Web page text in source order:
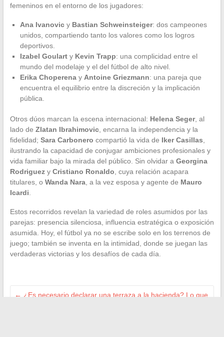
femeninos en el entorno de los jugadores:
Ana Ivanovicy Bastian Schweinsteiger: dos campeones
unidos, compartiendo tanto los valores como los logros
deportivos.
Izabel Goularty Kevin Trapp: una complicidad entre el
mundo del modelaje y el del fútbol de alto nivel.
Erika Choperenay Antoine Griezmann: una pareja que
encuentra el equilibrio entre la discreción y la implicación
pública.
Otros dúos marcan la escena internacional: Helena Seger, al
lado de Zlatan Ibrahimovic, encarna la independencia y la
fidelidad; Sara Carbonero compartió la vida de Iker Casillas
ilustrando la capacidad de conjugar ambiciones profesionales y
vida familiar bajo la mirada del público. Sin olvidar a Georgina
Rodriguezy Cristiano Ronaldo , cuya relación acapara
titulares, o Wanda Nara, a la vez esposa y agente de Mauro
Icardi
Estos recorridos revelan la variedad de roles asumidos por las
parejas: presencia silenciosa, influencia estratégica o exposición
asumida. Hoy, el fútbol ya no se escribe solo en los terrenos de
juego; también se inventa en la intimidad, donde se juegan las
verdaderas victorias y los desafíos de cada día.
← ¿Es necesario declarar una terraza a la hacienda? Lo que